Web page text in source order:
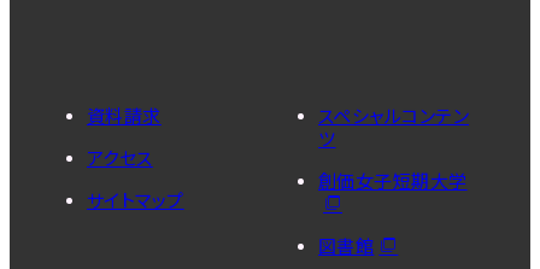
資料請求
アクセス
サイトマップ
スペシャルコンテン
ツ
創価女子短期大学
図書館